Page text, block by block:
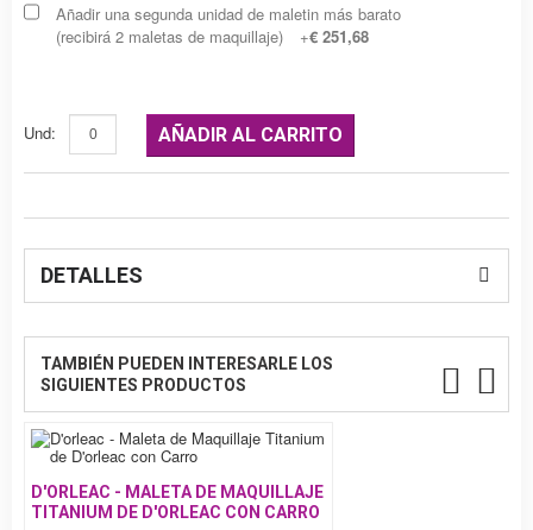
Añadir una segunda unidad de maletin más barato
(recibirá 2 maletas de maquillaje)
+€ 251,68
Und: AÑADIR AL CARRITO
DETALLES
TAMBIÉN PUEDEN INTERESARLE LOS
SIGUIENTES PRODUCTOS
D'ORLEAC - MALETA DE MAQUILLAJE
TITANIUM DE D'ORLEAC CON CARRO